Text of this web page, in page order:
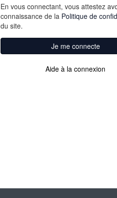
En vous connectant, vous attestez
connaissance de la Politique de
du site.
Je me connecte
Aide à la connexion